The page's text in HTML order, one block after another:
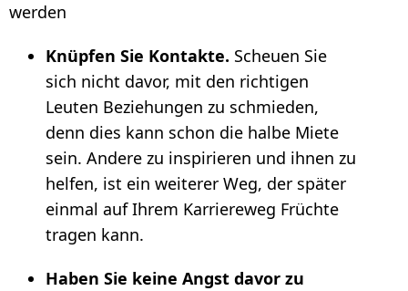
werden
Knüpfen Sie Kontakte. Scheuen Sie
sich nicht davor, mit den richtigen
Leuten Beziehungen zu schmieden,
denn dies kann schon die halbe Miete
sein. Andere zu inspirieren und ihnen zu
helfen, ist ein weiterer Weg, der später
einmal auf Ihrem Karriereweg Früchte
tragen kann.
Haben Sie keine Angst davor zu